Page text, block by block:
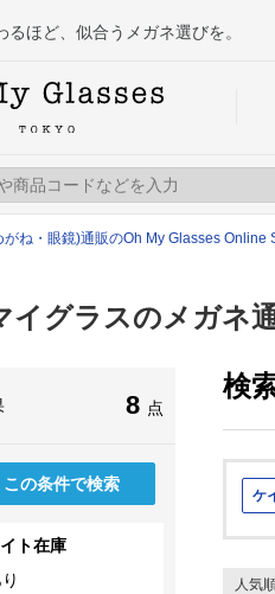
るほど、似合うメガネ選びを。
がね・眼鏡)通販のOh My Glasses Online
イグラスのメガネ
検
ケ
人気
8 点
ト在庫